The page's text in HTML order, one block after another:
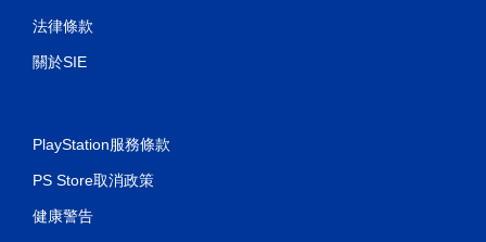
法律條款
關於SIE
PlayStation服務條款
PS Store取消政策
健康警告